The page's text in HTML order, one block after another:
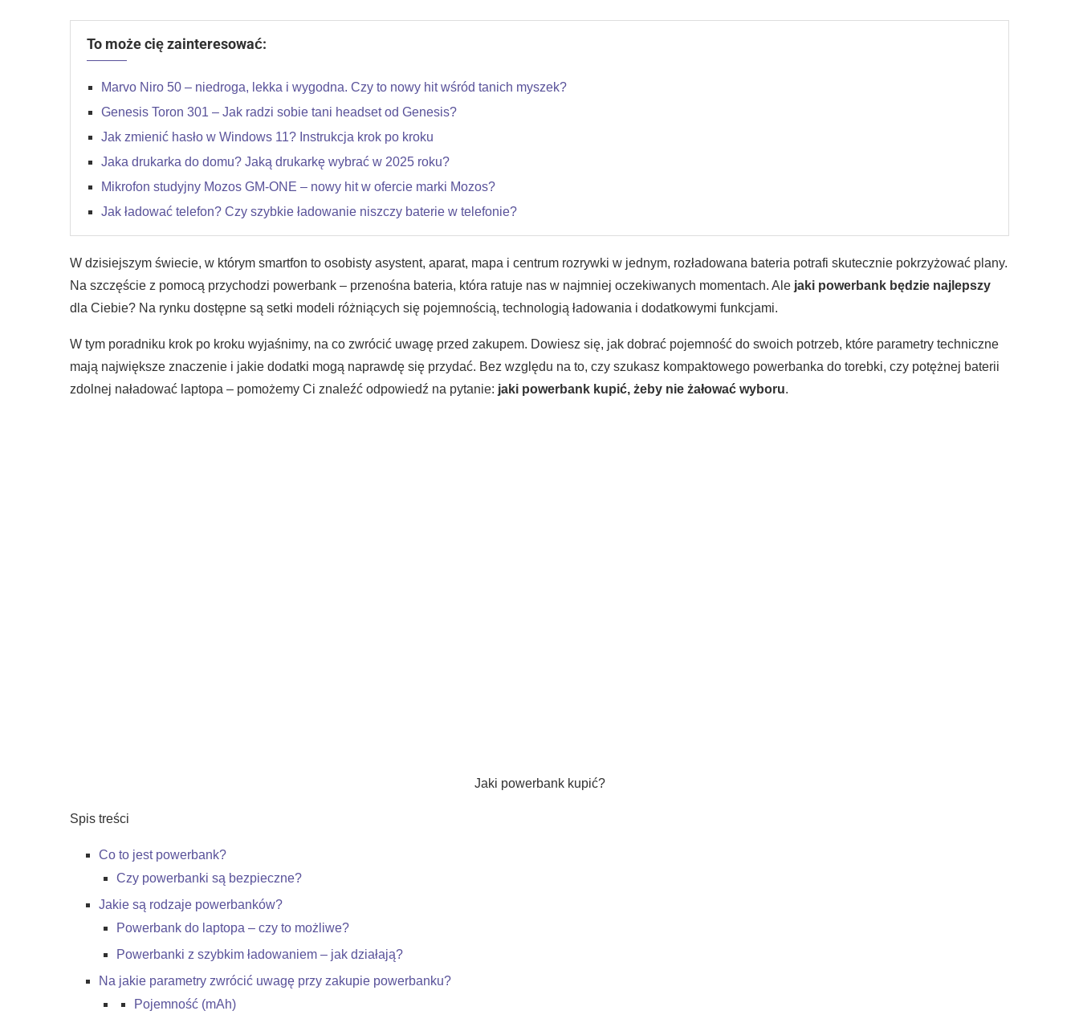
To może cię zainteresować:
Marvo Niro 50 – niedroga, lekka i wygodna. Czy to nowy hit wśród tanich myszek?
Genesis Toron 301 – Jak radzi sobie tani headset od Genesis?
Jak zmienić hasło w Windows 11? Instrukcja krok po kroku
Jaka drukarka do domu? Jaką drukarkę wybrać w 2025 roku?
Mikrofon studyjny Mozos GM-ONE – nowy hit w ofercie marki Mozos?
Jak ładować telefon? Czy szybkie ładowanie niszczy baterie w telefonie?
W dzisiejszym świecie, w którym smartfon to osobisty asystent, aparat, mapa i centrum rozrywki w jednym, rozładowana bateria potrafi skutecznie pokrzyżować plany.
Na szczęście z pomocą przychodzi powerbank – przenośna bateria, która ratuje nas w najmniej oczekiwanych momentach. Ale jaki powerbank będzie najlepszy
dla Ciebie? Na rynku dostępne są setki modeli różniących się pojemnością, technologią ładowania i dodatkowymi funkcjami.
W tym poradniku krok po kroku wyjaśnimy, na co zwrócić uwagę przed zakupem. Dowiesz się, jak dobrać pojemność do swoich potrzeb, które parametry techniczne
mają największe znaczenie i jakie dodatki mogą naprawdę się przydać. Bez względu na to, czy szukasz kompaktowego powerbanka do torebki, czy potężnej baterii
zdolnej naładować laptopa – pomożemy Ci znaleźć odpowiedź na pytanie: jaki powerbank kupić, żeby nie żałować wyboru.
Jaki powerbank kupić?
Spis treści
Co to jest powerbank?
Czy powerbanki są bezpieczne?
Jakie są rodzaje powerbanków?
Powerbank do laptopa – czy to możliwe?
Powerbanki z szybkim ładowaniem – jak działają?
Na jakie parametry zwrócić uwagę przy zakupie powerbanku?
Pojemność (mAh)